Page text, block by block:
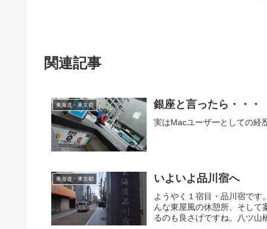
関連記事
東海道・東京都 銀座と言ったら・・・
実はMacユーザーとしての経
東海道・東京都 いよいよ品川宿へ
ようやく１宿目・品川宿です
んな東屋風の休憩所、そして
るのも良さげですね。八